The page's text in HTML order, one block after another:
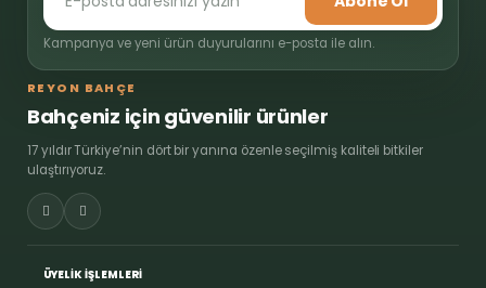
Kampanya ve yeni ürün duyurularını e-posta ile alın.
REYON BAHÇE
Bahçeniz için güvenilir ürünler
17 yıldır Türkiye’nin dört bir yanına özenle seçilmiş kaliteli bitkiler
ulaştırıyoruz.
ÜYELİK İŞLEMLERİ